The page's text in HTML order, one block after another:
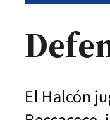
El Halcón